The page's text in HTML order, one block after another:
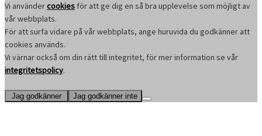
Vi användercookies för att ge dig en så bra upplevelse som möjligt av
vår webbplats.
För att surfa vidare på vår webbplats, ange huruvida du godkänner att
cookies används.
Vi värnar också om din rätt till integritet, för mer information se vår
integritetspolicy.
Jag godkänner Jag godkänner inte